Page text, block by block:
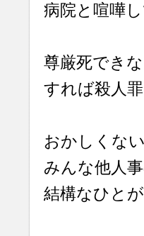
病院と喧嘩し
尊厳死できな
すれば殺人罪
おかしくな
みんな他人
結構なひと